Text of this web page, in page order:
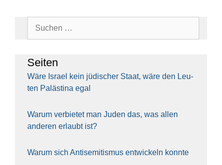
Sei­ten
Wäre Isra­el kein jüdi­scher Staat, wäre den Leu­
ten Paläs­ti­na egal
War­um ver­bie­tet man Juden das, was allen
ande­ren erlaubt ist?
War­um sich Anti­se­mi­tis­mus ent­wi­ckeln konn­te